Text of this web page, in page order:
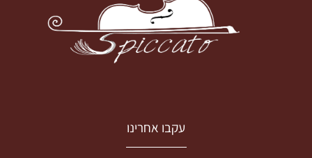
עקבו אחרינו